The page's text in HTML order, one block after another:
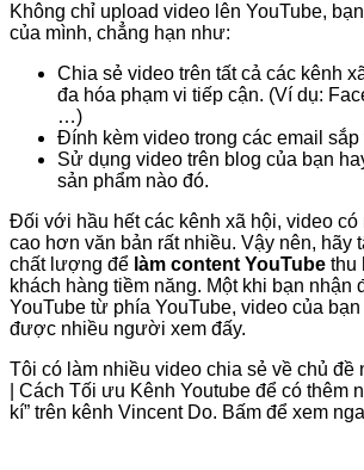
Không chỉ upload video lên YouTube,
của mình, chẳng hạn như:
Chia sẻ video trên tất cả các kênh
đa hóa phạm vi tiếp cận. (Ví dụ:
…)
Đính kèm video trong các email sắp
Sử dụng video trên blog của bạn
sản phẩm nào đó.
Đối với hầu hết các kênh xã hội, video
cao hơn văn bản rất nhiều. Vậy nên, hãy
chất lượng để làm content YouTube thu
khách hàng tiềm năng. Một khi bạn nhận
YouTube từ phía YouTube, video của
được nhiều người xem đấy.
Tôi có làm nhiều video chia sẻ về chủ đề
| Cách Tối ưu Kênh Youtube để có thêm
kí” trên kênh Vincent Do. Bấm để xem